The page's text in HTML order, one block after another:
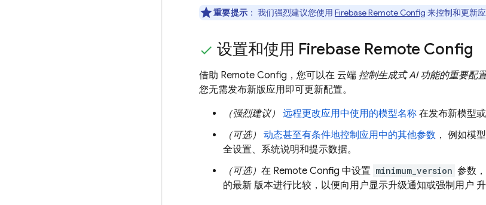
重要提示 ： 我们强烈建议您使用 Firebase Remote Config 来控制和更新
设置和使用 Firebase Remote Config
借助 Remote Config ，您可以在 云端 控制生成式 AI 功能的重要配
您无需发布新版应用即可更新配置。
（强烈建议）
远程更改应用中使用的模型名称 在发布新模型
（可选）
动态甚至有条件地控制应用中的其他参数 ， 例如模
全设置、系统说明和提示数据。
（可选） 在 Remote Config 中设置 minimum_version 参数
的最新 版本进行比较，以便向用户显示升级通知或强制用户 升